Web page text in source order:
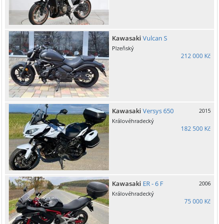
Kawasaki Vulcan S
Plzeňský
212 000 Kč
Kawasaki Versys 650
2015
Královéhradecký
182 500 Kč
Kawasaki ER - 6 F
2006
Královéhradecký
75 000 Kč